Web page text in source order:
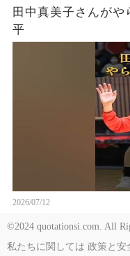
田中真美子さんがや
平
2026/07/12
©2024 quotationsi.com. All
私たちに関しては 政策と安